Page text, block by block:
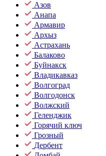
Азов
Анапа
Армавир
Архыз
Астрахань
Балаково
Буйнакск
Владикавказ
Волгоград
Волгодонск
Волжский
Геленджик
Горячий ключ
Грозный
Дербент